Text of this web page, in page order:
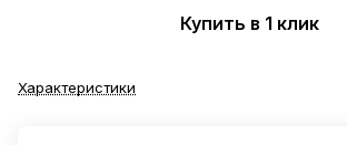
Купить в 1 клик
Характеристики